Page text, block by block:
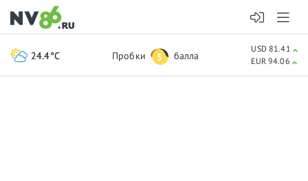
24.4°C Пробки 5 балла
USD 81.41
EUR 94.06